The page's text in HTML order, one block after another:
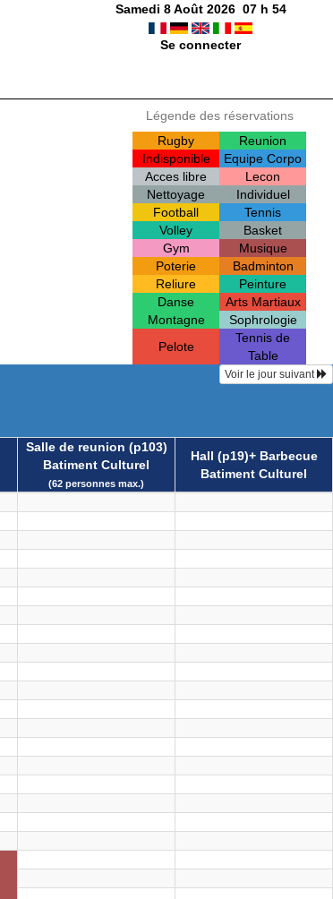
Samedi 8 Août 2026 07h 54
Se connecter
Légende des réservations
Rugby
Reunion
Indisponible
Equipe Corpo
Acces libre
Lecon
Nettoyage
Individuel
Football
Tennis
Volley
Basket
Gym
Musique
Poterie
Badminton
Reliure
Peinture
Danse
Arts Martiaux
Montagne
Sophrologie
Pelote
Tennis de
Table
Salle de reunion (p103)
Batiment Culturel
(62 personnes max.)
Hall (p19)+ Barbecue
Batiment Culturel
Voir le jour suivant